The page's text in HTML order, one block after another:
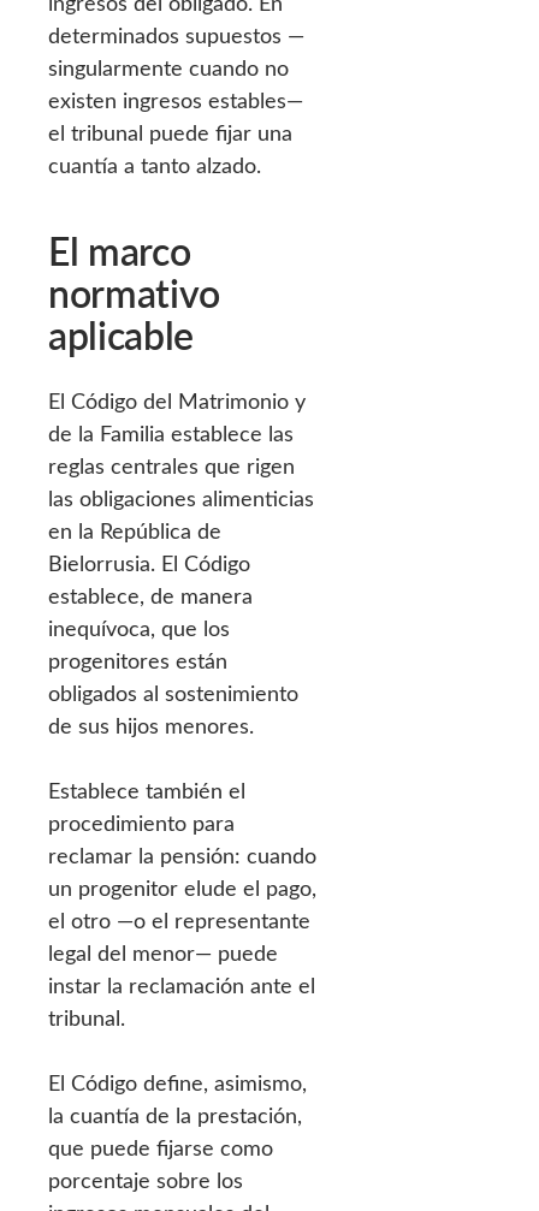
determinados supuestos —
singularmente cuando no
existen ingresos estables—
el tribunal puede fijar una
cuantía a tanto alzado.
El marco
normativo
aplicable
El Código del Matrimonio y
de la Familia establece las
reglas centrales que rigen
las obligaciones alimenticias
en la República de
Bielorrusia. El Código
establece, de manera
inequívoca, que los
progenitores están
obligados al sostenimiento
de sus hijos menores.
Establece también el
procedimiento para
reclamar la pensión: cuando
un progenitor elude el pago,
el otro —o el representante
legal del menor— puede
instar la reclamación ante el
tribunal.
El Código define, asimismo,
la cuantía de la prestación,
que puede fijarse como
porcentaje sobre los